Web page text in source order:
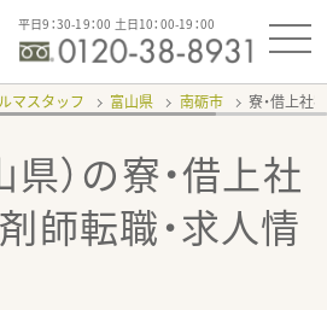
平日9：30-19：00 土日10：00-19：00
マスタッフ 富山県 南砺市 寮・借上社
）の寮・借上社
師転職・求人情